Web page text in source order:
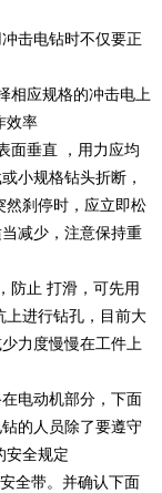
击电钻时不仅要正
相应规格的冲击电上
效率
面垂直 ，用力应均
小规格钻头折断，
然刹停时，应立即松
减少，注意保持重
防止 打滑，可先用
上进行钻孔，目前大
力度慢慢在工件上
电动机部分，下面
的人员除了要遵守
安全规定
全带。并确认下面